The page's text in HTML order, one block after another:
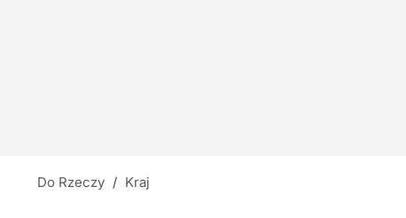
Do Rzeczy / Kraj